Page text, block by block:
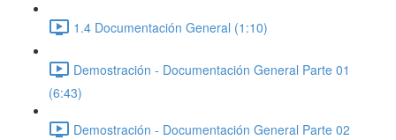
1.4 Documentación General (1:10)
Demostración - Documentación General Parte 01
(6:43)
Demostración - Documentación General Parte 02